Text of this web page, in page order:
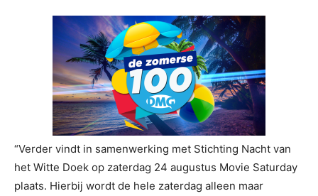
“Verder vindt in samenwerking met Stichting Nacht van
het Witte Doek op zaterdag 24 augustus Movie Saturday
plaats. Hierbij wordt de hele zaterdag alleen maar